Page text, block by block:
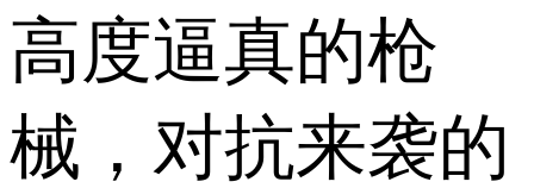
高度逼真的枪
械，对抗来袭的